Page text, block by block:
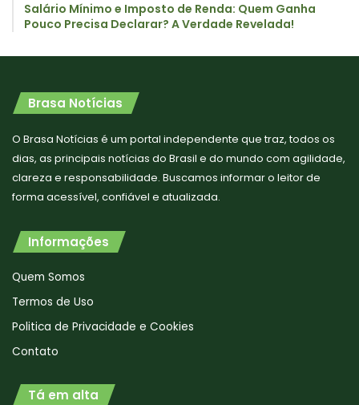
Salário Mínimo e Imposto de Renda: Quem Ganha
Pouco Precisa Declarar? A Verdade Revelada!
Brasa Notícias
O Brasa Notícias é um portal independente que traz, todos os
dias, as principais notícias do Brasil e do mundo com agilidade,
clareza e responsabilidade. Buscamos informar o leitor de
forma acessível, confiável e atualizada.
Informações
Quem Somos
Termos de Uso
Politica de Privacidade e Cookies
Contato
Tá em alta